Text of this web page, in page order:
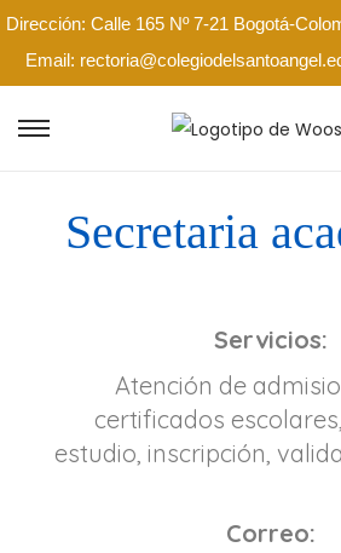
Dirección: Calle 165 Nº 7-21 Bogotá-
Email:
Secretaria
Servicios:
Atención de
certificados
estudio, inscripción,
Correo: